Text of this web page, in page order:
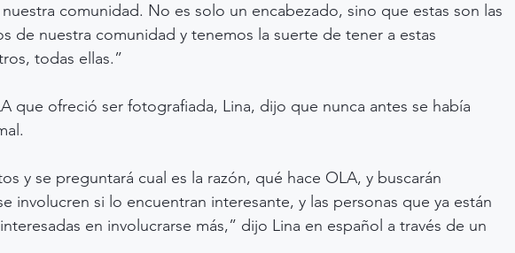
comunidad. No es solo un encabezado, sino que estas son las
de nuestra comunidad y tenemos la suerte de tener a estas
todas ellas.”
que ofreció ser fotografiada, Lina, dijo que nunca antes se había
y se preguntará cual es la razón, qué hace OLA, y buscarán
involucren si lo encuentran interesante, y las personas que ya están
en involucrarse más,” dijo Lina en español a través de un